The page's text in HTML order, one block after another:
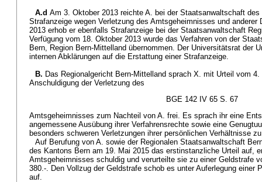
A.d Am 3. Oktober 2013 reichte A. bei der Staatsanwaltschaft
Strafanzeige wegen Verletzung des Amtsgeheimnisses und anderer
2013 erhob er ebenfalls Strafanzeige bei der Staatsanwaltschaft
Verfügung vom 18. Oktober 2013 wurde das Verfahren von der
Bern, Region Bern-Mittelland übernommen. Der Universitätsrat der
internen Abklärungen auf die Erstattung einer Strafanzeige.
B. Das Regionalgericht Bern-Mittelland sprach X. mit Urteil vom
Anschuldigung der Verletzung des
BGE 142 IV 65 S. 67
Amtsgeheimnisses zum Nachteil von A. frei. Es sprach ihr eine
angemessene Ausübung ihrer Verfahrensrechte sowie eine
besonders schweren Verletzungen ihrer persönlichen Verhältnisse
Auf Berufung von A. sowie der Regionalen Staatsanwaltschaft
des Kantons Bern am 19. Mai 2015 das erstinstanzliche Urteil auf,
Amtsgeheimnisses schuldig und verurteilte sie zu einer Geldstrafe
380.-. Den Vollzug der Geldstrafe schob es unter Auferlegung einer
auf.